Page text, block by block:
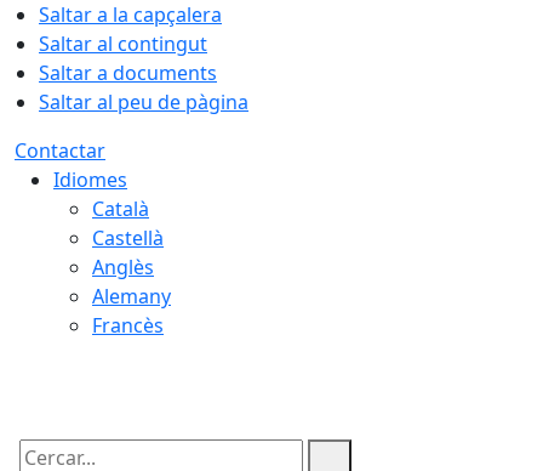
Saltar a la capçalera
Saltar al contingut
Saltar a documents
Saltar al peu de pàgina
Contactar
Idiomes
Català
Castellà
Anglès
Alemany
Francès